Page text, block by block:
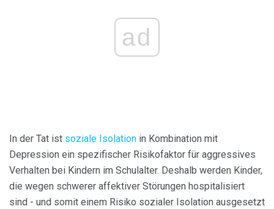
ad
In der Tat ist soziale Isolation in Kombination mit
Depression ein spezifischer Risikofaktor für aggressives
Verhalten bei Kindern im Schulalter. Deshalb werden Kinder,
die wegen schwerer affektiver Störungen hospitalisiert
sind - und somit einem Risiko sozialer Isolation ausgesetzt